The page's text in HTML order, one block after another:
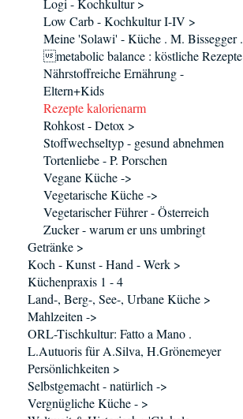
Logi - Kochkultur >
Low Carb - Kochkultur I-IV >
Meine 'Solawi' - Küche . M. Bissegger .
metabolic balance : köstliche Rezepte
Nährstoffreiche Ernährung -
Eltern+Kids
Rezepte kalorienarm
Rohkost - Detox >
Stoffwechseltyp - gesund abnehmen
Tortenliebe - P. Porschen
Vegane Küche ->
Vegetarische Küche ->
Vegetarischer Führer - Österreich
Zucker - warum er uns umbringt
Getränke >
Koch - Kunst - Hand - Werk >
Küchenpraxis 1 - 4
Land-, Berg-, See-, Urbane Küche >
Mahlzeiten ->
ORL-Tischkultur: Fatto a Mano .
L.Autuoris für A.Silva, H.Grönemeyer
Persönlichkeiten >
Selbstgemacht - natürlich ->
Vergnügliche Küche - >